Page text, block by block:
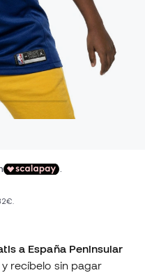
a España Peninsular
recíbelo sin pagar